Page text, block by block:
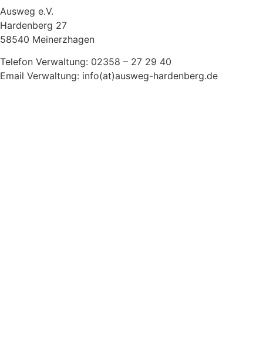
Ausweg e.V.
Hardenberg 27
58540 Meinerzhagen
Telefon Verwaltung: 02358 – 27 29 40
Email Verwaltung: info(at)ausweg-hardenberg.de